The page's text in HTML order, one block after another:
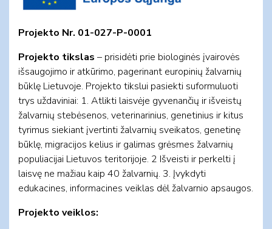
Projekto Nr. 01-027-P-0001
Projekto tikslas – prisidėti prie biologinės įvairovės
išsaugojimo ir atkūrimo, pagerinant europinių žalvarnių
būklę Lietuvoje. Projekto tikslui pasiekti suformuluoti
trys uždaviniai: 1. Atlikti laisvėje gyvenančių ir išveistų
žalvarnių stebėsenos, veterinarinius, genetinius ir kitus
tyrimus siekiant įvertinti žalvarnių sveikatos, genetinę
būklę, migracijos kelius ir galimas grėsmes žalvarnių
populiacijai Lietuvos teritorijoje. 2 Išveisti ir perkelti į
laisvę ne mažiau kaip 40 žalvarnių. 3. Įvykdyti
edukacines, informacines veiklas dėl žalvarnio apsaugos.
Projekto veiklos: